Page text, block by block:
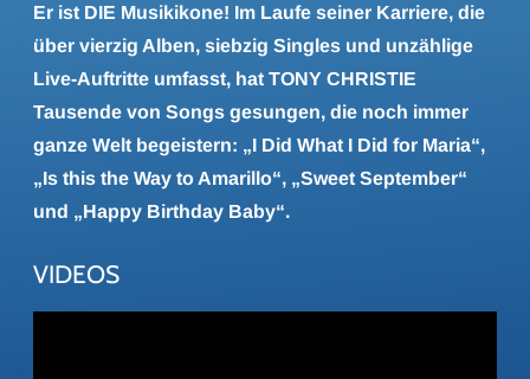
Er ist DIE Musikikone! Im Laufe seiner Karriere, die
über vierzig Alben, siebzig Singles und unzählige
Live-Auftritte umfasst, hat TONY CHRISTIE
Tausende von Songs gesungen, die noch immer
ganze Welt begeistern: „I Did What I Did for Maria“,
„Is this the Way to Amarillo“, „Sweet September“
und „Happy Birthday Baby“.
VIDEOS